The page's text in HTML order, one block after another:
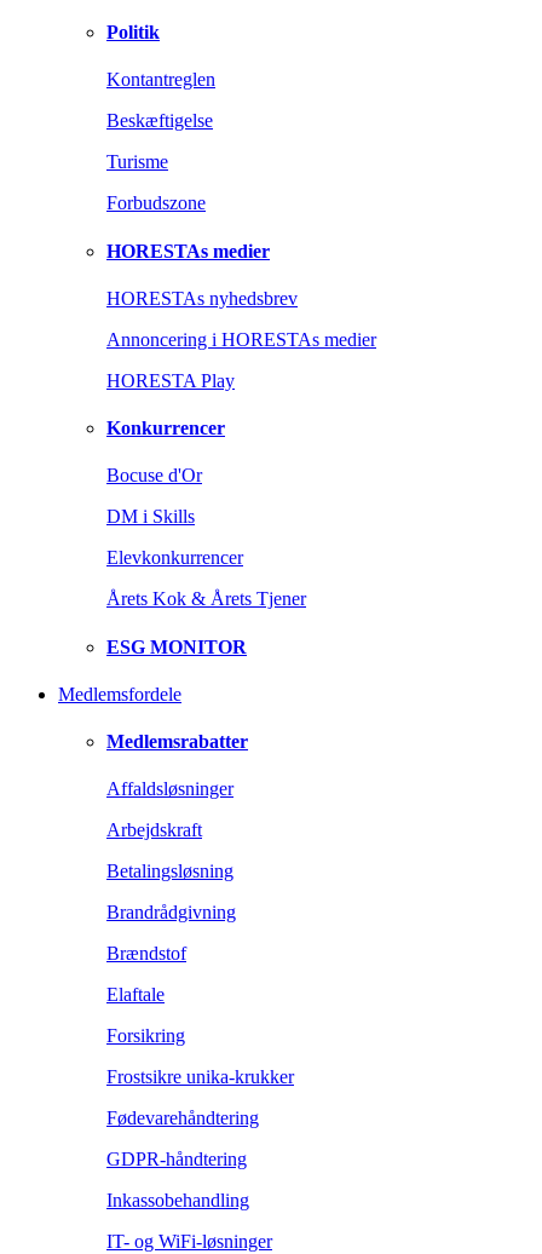
Politik
Kontantreglen
Beskæftigelse
Turisme
Forbudszone
HORESTAs medier
HORESTAs nyhedsbrev
Annoncering i HORESTAs medier
HORESTA Play
Konkurrencer
Bocuse d'Or
DM i Skills
Elevkonkurrencer
Årets Kok & Årets Tjener
ESG MONITOR
Medlemsfordele
Medlemsrabatter
Affaldsløsninger
Arbejdskraft
Betalingsløsning
Brandrådgivning
Brændstof
Elaftale
Forsikring
Frostsikre unika-krukker
Fødevarehåndtering
GDPR-håndtering
Inkassobehandling
IT- og WiFi-løsninger